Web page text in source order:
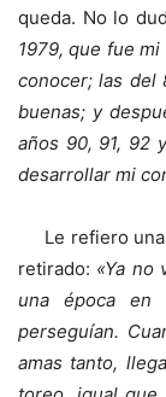
queda. No lo
1979, que fue
conocer; las del
buenas; y
años 90, 91, 92
desarrollar mi
Le refiero una
retirado: «Ya no
una época
perseguían.
amas tanto,